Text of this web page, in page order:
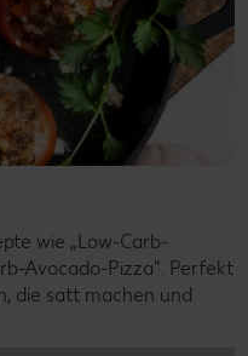
wie „Low-Carb-
Avocado-Pizza". Perfekt
die satt machen und